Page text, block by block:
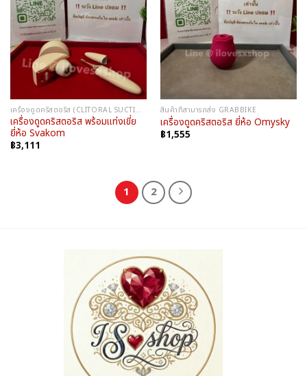
เครื่องดูดคริสตอริส (CLITORAL SUCTION)
เครื่องดูดคริสตอริส พร้อมแท่งเขี่ย
ยี่ห้อ Svakom
฿3,111
สินค้าที่สามารถส่ง GRABBIKE
เครื่องดูดคริสตอริส ยี่ห้อ Omysky
฿1,555
1 2